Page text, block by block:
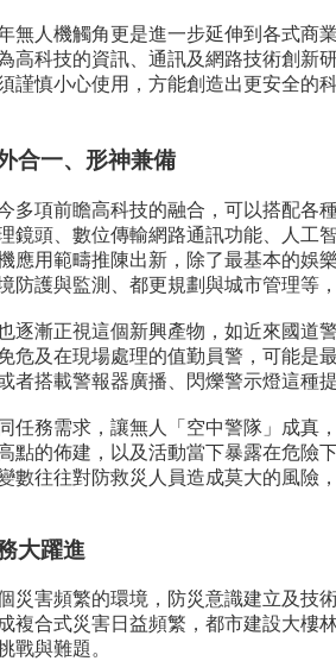
無人機觸角更是進一步延伸到各式商
高科技的資訊、通訊及網路技術創新
謹慎小心使用，方能創造出更安全的
合一、形神兼備
多項前瞻高科技的融合，可以搭配各
鏡頭、數位傳輸網路通訊功能、人工
應用範疇推陳出新，除了最基本的娛
防護與監測、都更規劃與城市管理等
逐漸正視這個新興產物，如近來國道
危及在現場處理的值勤員警，可能是
者搭載警報器廣播、閃爍警示燈這種
任務需求，讓無人「空中警隊」成真
點的佈建，以及活動當下暴露在危險
數往往對防救災人員造成莫大的風險
大躍進
災害頻繁的環境，防災意識建立及技
複合式災害日益頻繁，都市建設大樓
戰與難題。